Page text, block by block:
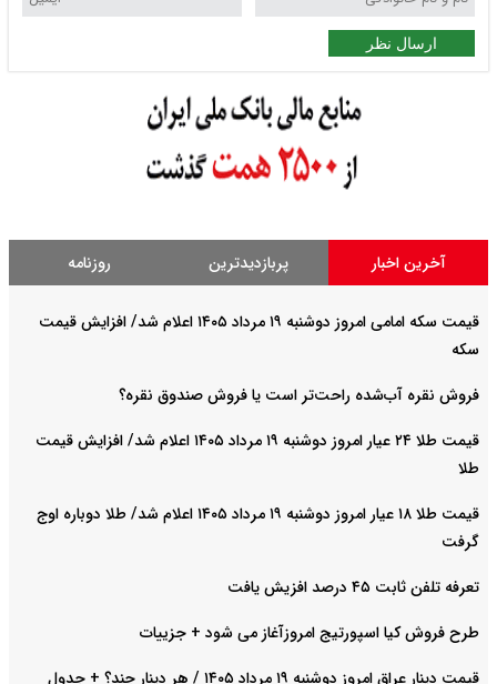
ارسال نظر
آخرین اخبار پربازدیدترین روزنامه
قیمت سکه امامی امروز دوشنبه ۱۹ مرداد ۱۴۰۵ اعلام شد/ افزایش قیمت
سکه
فروش نقره آب‌شده راحت‌تر است یا فروش صندوق نقره؟
قیمت طلا ۲۴ عیار امروز دوشنبه ۱۹ مرداد ۱۴۰۵ اعلام شد/ افزایش قیمت
طلا
قیمت طلا ۱۸ عیار امروز دوشنبه ۱۹ مرداد ۱۴۰۵ اعلام شد/ طلا دوباره اوج
گرفت
تعرفه تلفن ثابت ۴۵ درصد افزیش یافت
طرح فروش کیا اسپورتیج امروزآغاز می شود + جزییات
قیمت دینار عراق امروز دوشنبه ۱۹ مرداد ۱۴۰۵ / هر دینار چند؟ + جدول